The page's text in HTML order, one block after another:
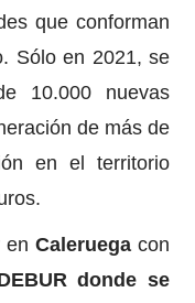
que conforman
Sólo en 2021, se
10.000 nuevas
de más de
en el territorio
en Caleruegacon
donde se